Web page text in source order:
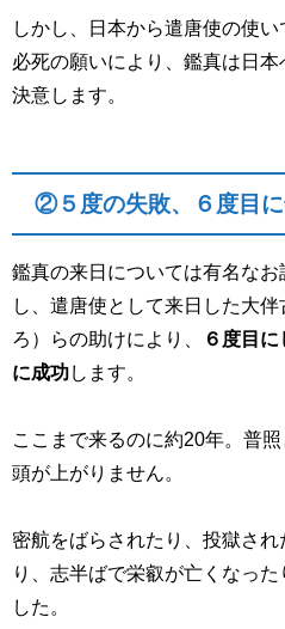
しかし、日本から遣唐使の使い
必死の願いにより、鑑真は日
決意します。
②５度の失敗、６度目に
鑑真の来日については有名な
し、遣唐使として来日した大
ろ）らの助けにより、
６度目
に成功します。
ここまで来るのに約20年。普
頭が上がりません。
密航をばらされたり、投獄され
り、志半ばで栄叡が亡くなっ
した。